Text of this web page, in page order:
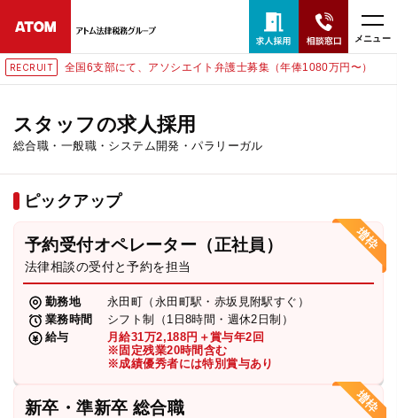
メニュー
RECRUIT 全国6支部にて、アソシエイト弁護士募集（年俸1080万円〜）
スタッフの求人採用
総合職・一般職・システム開発・パラリーガル
ピックアップ
予約受付オペレーター（正社員）
法律相談の受付と予約を担当
勤務地
永田町（永田町駅・赤坂見附駅すぐ）
業務時間
シフト制（1日8時間・週休2日制）
給与
月給31万2,188円＋賞与年2回
※固定残業20時間含む
※成績優秀者には特別賞与あり
新卒・準新卒 総合職
24時間365日全国対応
無料相談窓口はこちら
ホーム
取扱分野
解決実績